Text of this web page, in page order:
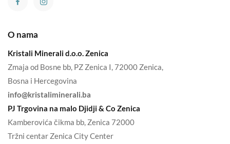
O nama
Kristali Minerali d.o.o. Zenica
Zmaja od Bosne bb, PZ Zenica I, 72000 Zenica,
Bosna i Hercegovina
info@kristaliminerali.ba
PJ Trgovina na malo Djidji & Co Zenica
Kamberovića čikma bb, Zenica 72000
Tržni centar Zenica City Center